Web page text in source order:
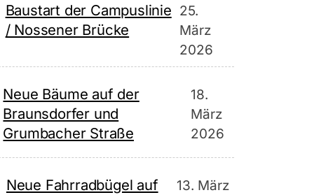
Baustart der Campuslinie
/ Nossener Brücke
25.
März
2026
Neue Bäume auf der
Braunsdorfer und
Grumbacher Straße
18.
März
2026
Neue Fahrradbügel auf
13. März